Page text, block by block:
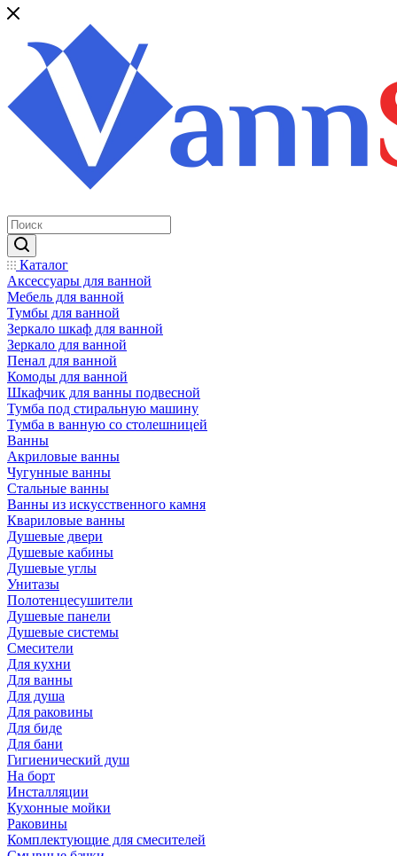
Каталог
Аксессуары для ванной
Мебель для ванной
Тумбы для ванной
Зеркало шкаф для ванной
Зеркало для ванной
Пенал для ванной
Комоды для ванной
Шкафчик для ванны подвесной
Тумба под стиральную машину
Тумба в ванную со столешницей
Ванны
Акриловые ванны
Чугунные ванны
Стальные ванны
Ванны из искусственного камня
Квариловые ванны
Душевые двери
Душевые кабины
Душевые углы
Унитазы
Полотенцесушители
Душевые панели
Душевые системы
Смесители
Для кухни
Для ванны
Для душа
Для раковины
Для биде
Для бани
Гигиенический душ
На борт
Инсталляции
Кухонные мойки
Раковины
Комплектующие для смесителей